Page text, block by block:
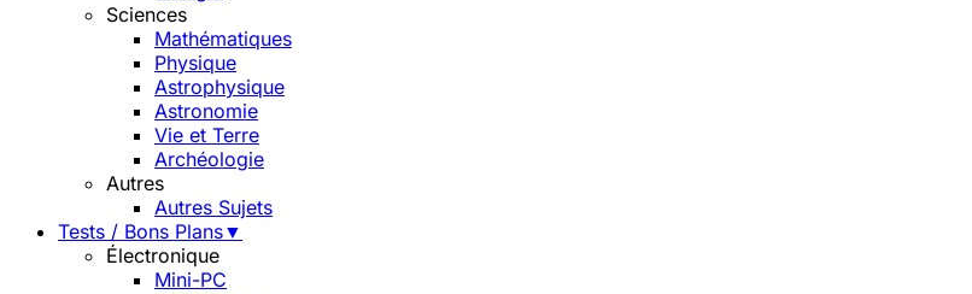
Sciences
Mathématiques
Physique
Astrophysique
Astronomie
Vie et Terre
Archéologie
Autres
Autres Sujets
Tests / Bons Plans▼
Électronique
Mini-PC